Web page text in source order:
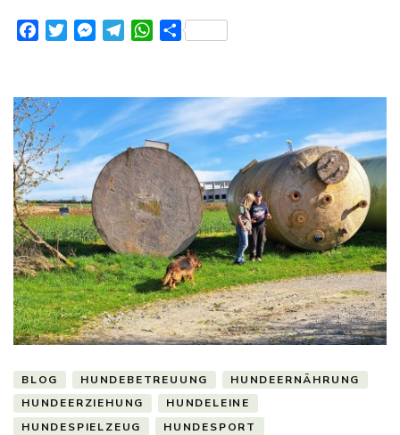
lebenslange
Freundschaft
FacebookTwitterMessenger
TelegramWhatsApp
Teilen
BLOG HUNDEBETREUUNG
HUNDEERNÄHRUNG
HUNDEERZIEHUNG
HUNDELEINE
HUNDESPIELZEUG
HUNDESPORT